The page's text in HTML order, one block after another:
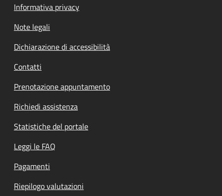
Informativa privacy
Note legali
Dichiarazione di accessibilità
Contatti
Prenotazione appuntamento
Richiedi assistenza
Statistiche del portale
Leggi le FAQ
Pagamenti
Riepilogo valutazioni